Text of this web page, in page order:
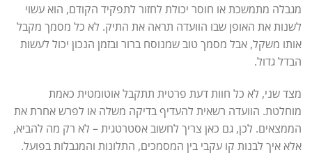
מגבלה מתמשכת או חוסר יכולת לחזור לתפקיד הקודם, הוא עשוי
לשנות את האופן שבו הוועדה תראה את התיק. לא כל מסמך מקבל
אותו משקל, אבל מסמך טוב שמנוסח ברור ובזמן הנכון יכול לעשות
הבדל גדול.
מצד שני, לא כל חוות דעת פרטית תתקבל אוטומטית כאמת
מוחלטת. הוועדה רשאית להעדיף בדיקה משלה או לפרש אחרת את
הממצאים. לכן, גם כאן צריך לחשוב אסטרטגית – לא רק מה להביא,
אלא איך לבנות קו עקבי בין המסמכים, התלונות והמגבלות בפועל.